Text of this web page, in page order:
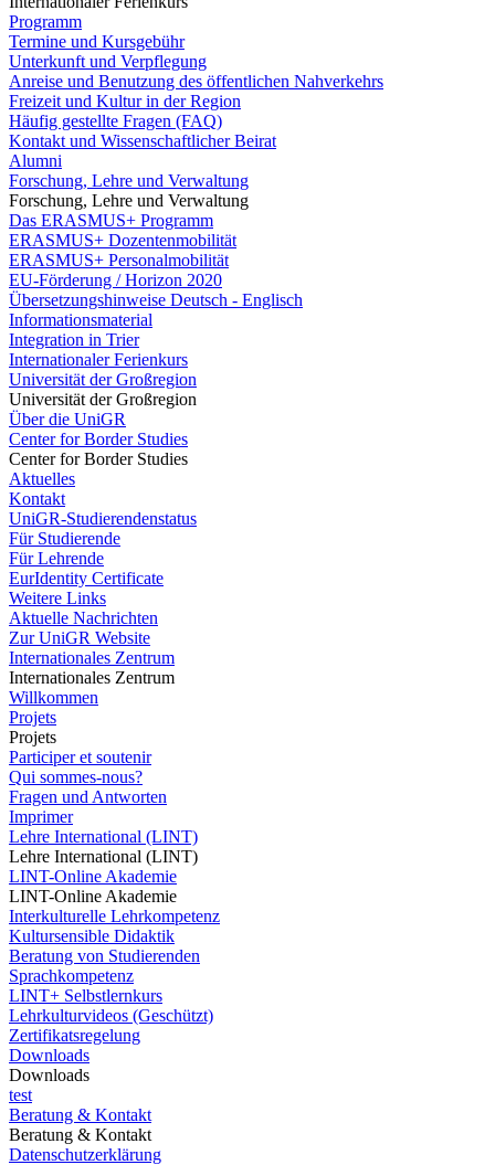
Programm
Termine und Kursgebühr
Unterkunft und Verpflegung
Anreise und Benutzung des öffentlichen Nahverkehrs
Freizeit und Kultur in der Region
Häufig gestellte Fragen (FAQ)
Kontakt und Wissenschaftlicher Beirat
Alumni
Forschung, Lehre und Verwaltung
Forschung, Lehre und Verwaltung
Das ERASMUS+ Programm
ERASMUS+ Dozentenmobilität
ERASMUS+ Personalmobilität
EU-Förderung / Horizon 2020
Übersetzungshinweise Deutsch - Englisch
Informationsmaterial
Integration in Trier
Internationaler Ferienkurs
Universität der Großregion
Universität der Großregion
Über die UniGR
Center for Border Studies
Center for Border Studies
Aktuelles
Kontakt
UniGR-Studierendenstatus
Für Studierende
Für Lehrende
EurIdentity Certificate
Weitere Links
Aktuelle Nachrichten
Zur UniGR Website
Internationales Zentrum
Internationales Zentrum
Willkommen
Projets
Projets
Participer et soutenir
Qui sommes-nous?
Fragen und Antworten
Imprimer
Lehre International (LINT)
Lehre International (LINT)
LINT-Online Akademie
LINT-Online Akademie
Interkulturelle Lehrkompetenz
Kultursensible Didaktik
Beratung von Studierenden
Sprachkompetenz
LINT+ Selbstlernkurs
Lehrkulturvideos (Geschützt)
Zertifikatsregelung
Downloads
Downloads
test
Beratung & Kontakt
Beratung & Kontakt
Datenschutzerklärung